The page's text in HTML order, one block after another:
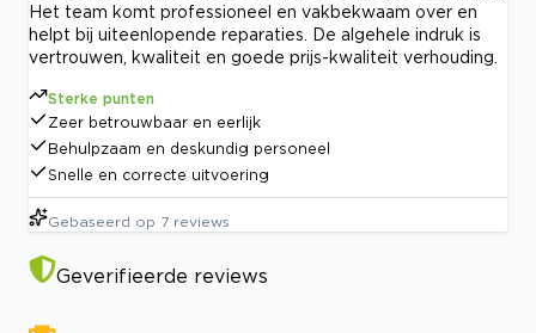
Het team komt professioneel en vakbekwaam over en
helpt bij uiteenlopende reparaties. De algehele indruk is
vertrouwen, kwaliteit en goede prijs-kwaliteit verhouding.
Sterke punten
Zeer betrouwbaar en eerlijk
Behulpzaam en deskundig personeel
Snelle en correcte uitvoering
Gebaseerd op 7 reviews
Geverifieerde reviews